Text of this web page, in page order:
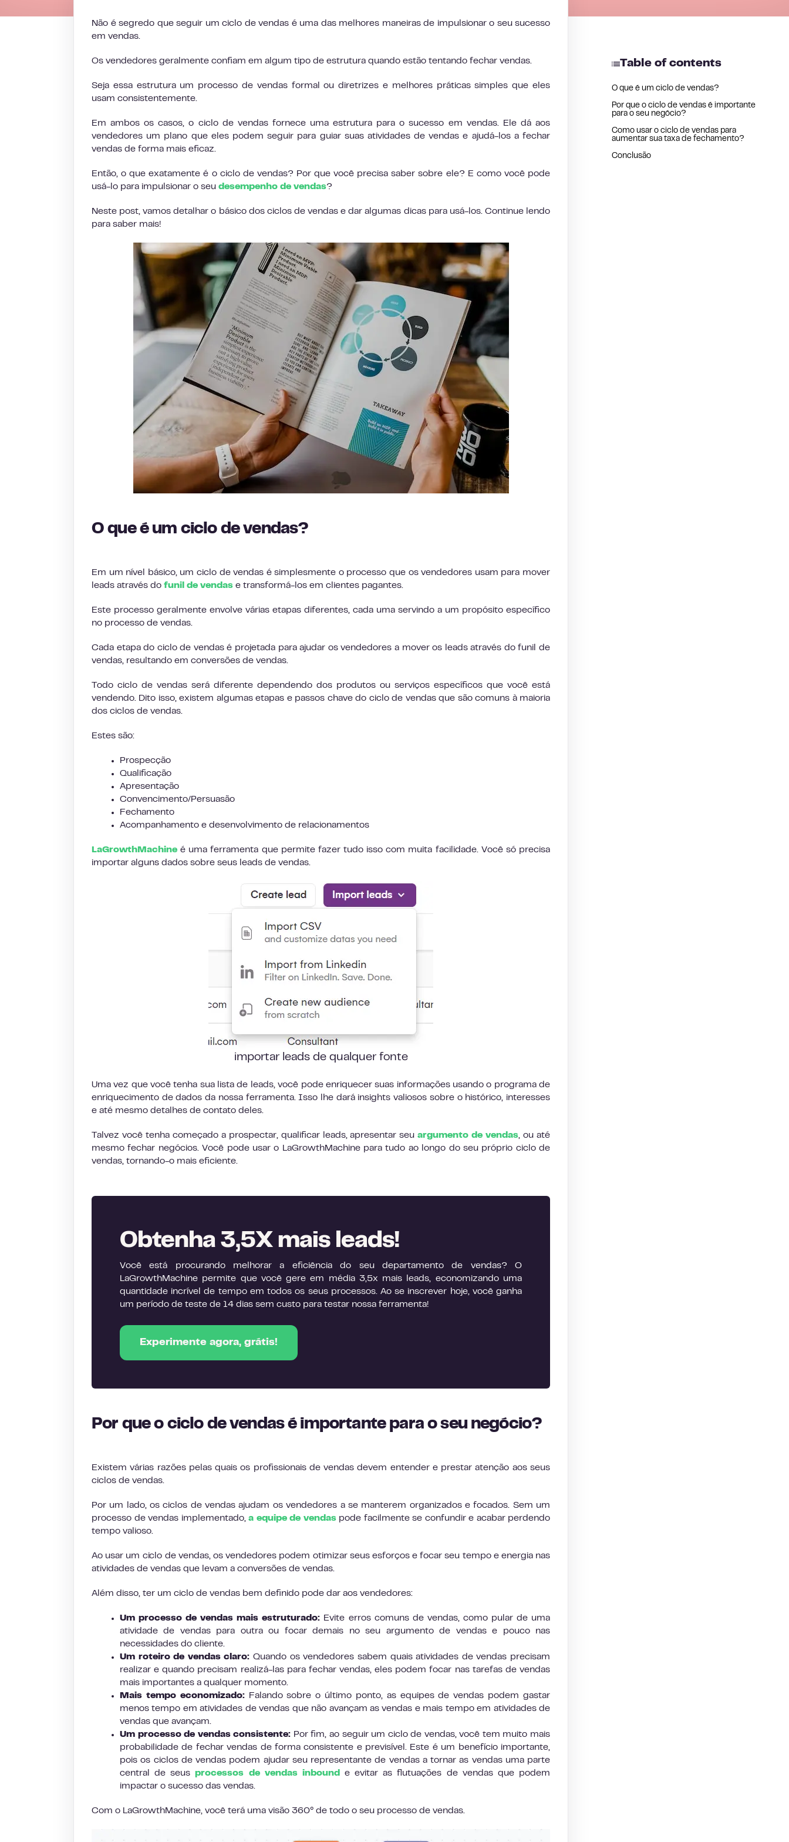
Table of contents
O que é um ciclo de vendas?
Por que o ciclo de vendas é importante
para o seu negócio?
Como usar o ciclo de vendas para
aumentar sua taxa de fechamento?
Conclusão
Não é segredo que seguir um ciclo de vendas é uma das melhores maneiras de impulsionar o seu sucesso
em vendas.
Os vendedores geralmente confiam em algum tipo de estrutura quando estão tentando fechar vendas.
Seja essa estrutura um processo de vendas formal ou diretrizes e melhores práticas simples que eles
usam consistentemente.
Em ambos os casos, o ciclo de vendas fornece uma estrutura para o sucesso em vendas. Ele dá aos
vendedores um plano que eles podem seguir para guiar suas atividades de vendas e ajudá-los a fechar
vendas de forma mais eficaz.
Então, o que exatamente é o ciclo de vendas? Por que você precisa saber sobre ele? E como você pode
usá-lo para impulsionar o seu desempenho de vendas?
Neste post, vamos detalhar o básico dos ciclos de vendas e dar algumas dicas para usá-los. Continue lendo
para saber mais!
O que é um ciclo de vendas?
Em um nível básico, um ciclo de vendas é simplesmente o processo que os vendedores usam para mover
leads através do funil de vendas e transformá-los em clientes pagantes.
Este processo geralmente envolve várias etapas diferentes, cada uma servindo a um propósito específico
no processo de vendas.
Cada etapa do ciclo de vendas é projetada para ajudar os vendedores a mover os leads através do funil de
vendas, resultando em conversões de vendas.
Todo ciclo de vendas será diferente dependendo dos produtos ou serviços específicos que você está
vendendo. Dito isso, existem algumas etapas e passos chave do ciclo de vendas que são comuns à maioria
dos ciclos de vendas.
Estes são:
Prospecção
Qualificação
Apresentação
Convencimento/Persuasão
Fechamento
Acompanhamento e desenvolvimento de relacionamentos
LaGrowthMachine é uma ferramenta que permite fazer tudo isso com muita facilidade. Você só precisa
importar alguns dados sobre seus leads de vendas.
importar leads de qualquer fonte
Uma vez que você tenha sua lista de leads, você pode enriquecer suas informações usando o programa de
enriquecimento de dados da nossa ferramenta. Isso lhe dará insights valiosos sobre o histórico, interesses
e até mesmo detalhes de contato deles.
Talvez você tenha começado a prospectar, qualificar leads, apresentar seuargumento de vendas, ou até
mesmo fechar negócios. Você pode usar o LaGrowthMachine para tudo ao longo do seu próprio ciclo de
vendas, tornando-o mais eficiente.
Obtenha 3,5X mais leads!
Você está procurando melhorar a eficiência do seu departamento de vendas? O
LaGrowthMachine permite que você gere em média 3,5x mais leads, economizando uma
quantidade incrível de tempo em todos os seus processos. Ao se inscrever hoje, você ganha
um período de teste de 14 dias sem custo para testar nossa ferramenta!
Experimente agora, grátis!
Por que o ciclo de vendas é importante para o seu negócio?
Existem várias razões pelas quais os profissionais de vendas devem entender e prestar atenção aos seus
ciclos de vendas.
Por um lado, os ciclos de vendas ajudam os vendedores a se manterem organizados e focados. Sem um
processo de vendas implementado, a equipe de vendaspode facilmente se confundir e acabar perdendo
tempo valioso.
Ao usar um ciclo de vendas, os vendedores podem otimizar seus esforços e focar seu tempo e energia nas
atividades de vendas que levam a conversões de vendas.
Além disso, ter um ciclo de vendas bem definido pode dar aos vendedores:
Um processo de vendas mais estruturado: Evite erros comuns de vendas, como pular de uma
atividade de vendas para outra ou focar demais no seu argumento de vendas e pouco nas
necessidades do cliente.
Um roteiro de vendas claro: Quando os vendedores sabem quais atividades de vendas precisam
realizar e quando precisam realizá-las para fechar vendas, eles podem focar nas tarefas de vendas
mais importantes a qualquer momento.
Mais tempo economizado:Falando sobre o último ponto, as equipes de vendas podem gastar
menos tempo em atividades de vendas que não avançam as vendas e mais tempo em atividades de
vendas que avançam.
Um processo de vendas consistente: Por fim, ao seguir um ciclo de vendas, você tem muito mais
probabilidade de fechar vendas de forma consistente e previsível. Este é um benefício importante,
pois os ciclos de vendas podem ajudar seu representante de vendas a tornar as vendas uma parte
central de seusprocessos de vendas inbound
e evitar as flutuações de vendas que podem
impactar o sucesso das vendas.
Com o LaGrowthMachine, você terá uma visão 360° de todo o seu processo de vendas.